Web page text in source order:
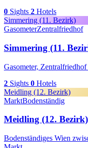
0 Sights 2 Hotels
Simmering (11. Bezirk)
GasometerZentralfriedhof
Simmering (11.
Gasometer,
2 Sights 0 Hotels
Meidling (12. Bezirk)
MarktBodenständig
Meidling (12. Bezirk)
Bodenständiges Wien